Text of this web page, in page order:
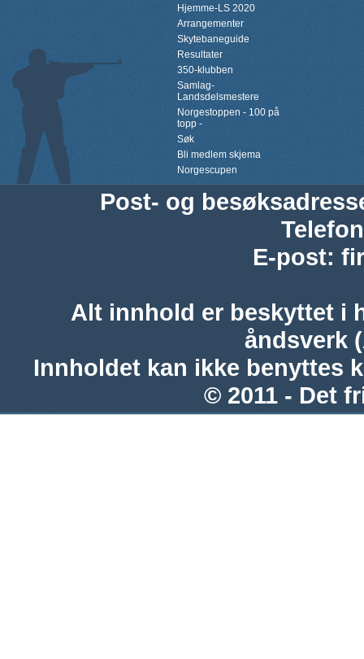
Hjemme-LS 2020
Arrangementer
Skytebaneguide
Resultater
350-klubben
Samlag-
Landsdelsmestere
Norgestoppen - 100 på
topp -
Søk
Bli medlem skjema
Norgescupen
Post- og
Telefon
E-post:
Alt innhold er beskyttet i
åndsverk
Innholdet kan ikke benyttes
© 2011 - Det